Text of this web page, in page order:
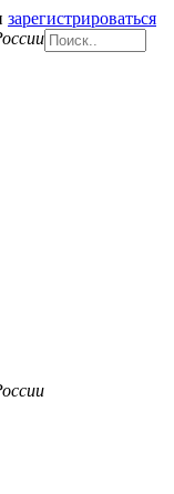
зарегистрироваться